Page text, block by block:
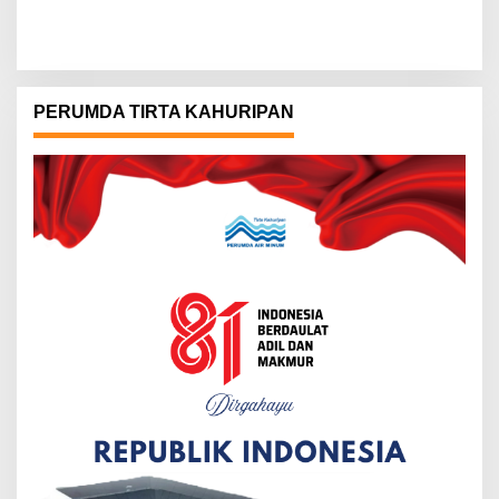
PERUMDA TIRTA KAHURIPAN